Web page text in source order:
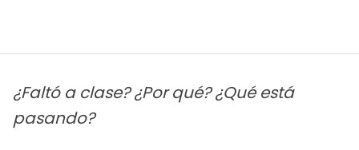
¿Faltó a clase? ¿Por qué? ¿Qué está
pasando?